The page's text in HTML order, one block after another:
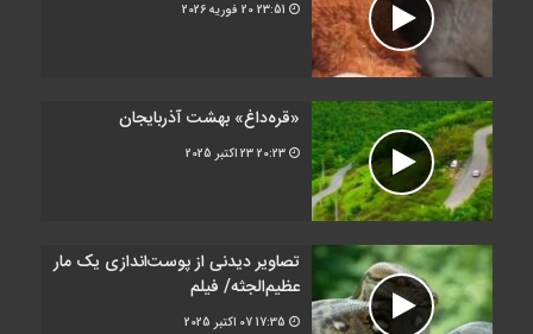
20 فوریه 2026
«قره‌داغ» بهشت آذربایجان
23 اکتبر 2025
تصاویر دیدنی از پوست‌اندازی یک مار
عظیم‌الجثه/ فیلم
07 اکتبر 2025